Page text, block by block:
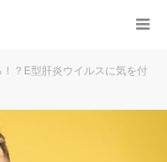
？E型肝炎ウイルスに気を付